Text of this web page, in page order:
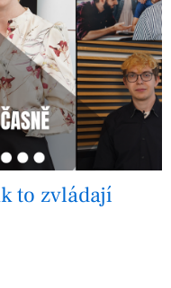
to zvládají